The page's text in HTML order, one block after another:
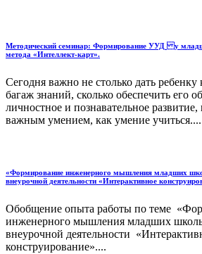
Методический семинар: Формирование УУД у
метода «Интеллект-карт».
Сегодня важно не столько дать
багаж знаний, сколько обеспечить его
личностное и познавательное
важным умением, как умение учиться....
«Формирование инженерного мышления младших
внеурочной деятельности «Интерактивное
Обобщение опыта работы по теме
инженерного мышления младших
внеурочной деятельности
конструирование»....